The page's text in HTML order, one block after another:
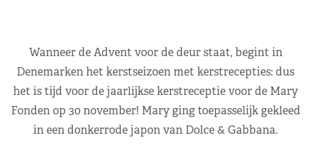
Wanneer de Advent voor de deur staat, begint in
Denemarken het kerstseizoen met kerstrecepties: dus
het is tijd voor de jaarlijkse kerstreceptie voor de Mary
Fonden op 30 november! Mary ging toepasselijk gekleed
in een donkerrode japon van Dolce & Gabbana.